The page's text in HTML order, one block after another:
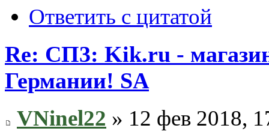
Ответить с цитатой
Re: СП3: Kik.ru -
Германии! SA
VNinel22 » 12 фев 2018,